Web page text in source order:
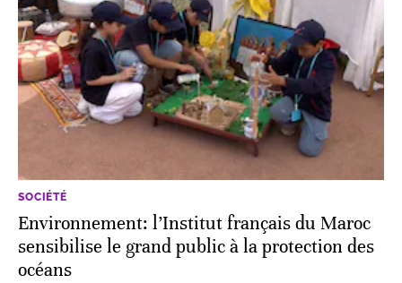
SOCIÉTÉ
Environnement: l’Institut français du Maroc
sensibilise le grand public à la protection des
océans